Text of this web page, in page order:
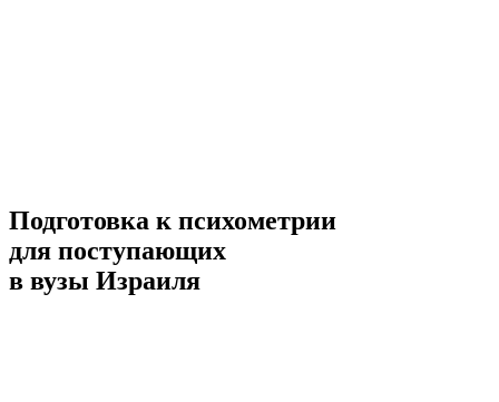
Подготовка к психометрии
для поступающих
в вузы Израиля